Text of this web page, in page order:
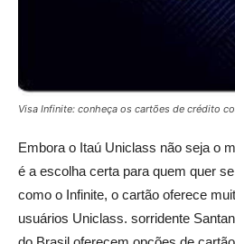
Visa Infinite: conheça os cartões de crédito
Embora o Itaú Uniclass não seja o
é a escolha certa para quem quer
como o Infinite, o cartão oferece
usuários Uniclass. sorridente